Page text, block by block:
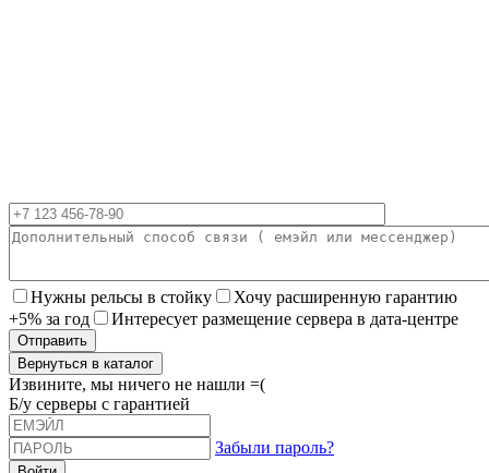
Нужны рельсы в стойку
Хочу расширенную гарантию
+5% за год
Интересует размещение сервера в дата-центре
Вернуться в каталог
Извините, мы ничего не нашли =(
Б/у серверы с гарантией
Забыли пароль?